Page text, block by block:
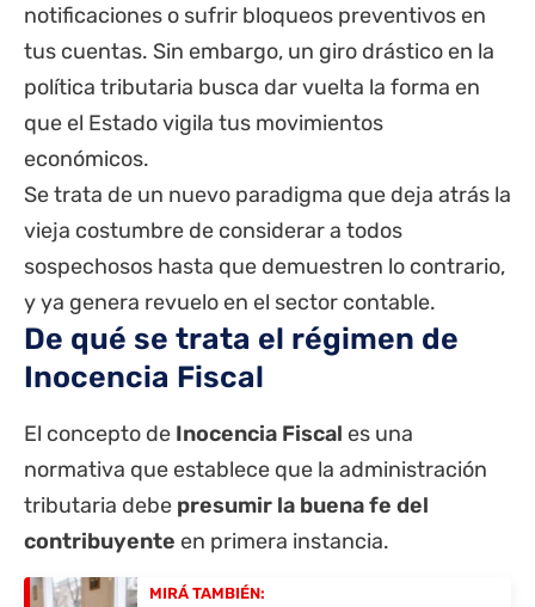
notificaciones o sufrir bloqueos preventivos en
tus cuentas. Sin embargo, un giro drástico en la
política tributaria busca dar vuelta la forma en
que el Estado vigila tus movimientos
económicos.
Se trata de un nuevo paradigma que deja atrás la
vieja costumbre de considerar a todos
sospechosos hasta que demuestren lo contrario,
y ya genera revuelo en el sector contable.
De qué se trata el régimen de
Inocencia Fiscal
El concepto de Inocencia Fiscal es una
normativa que establece que la administración
tributaria debe presumir la buena fe del
contribuyente en primera instancia.
MIRÁ TAMBIÉN: